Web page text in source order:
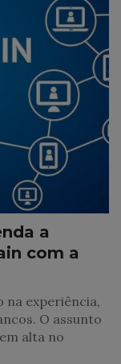
a
com a
na experiência,
O assunto
alta no